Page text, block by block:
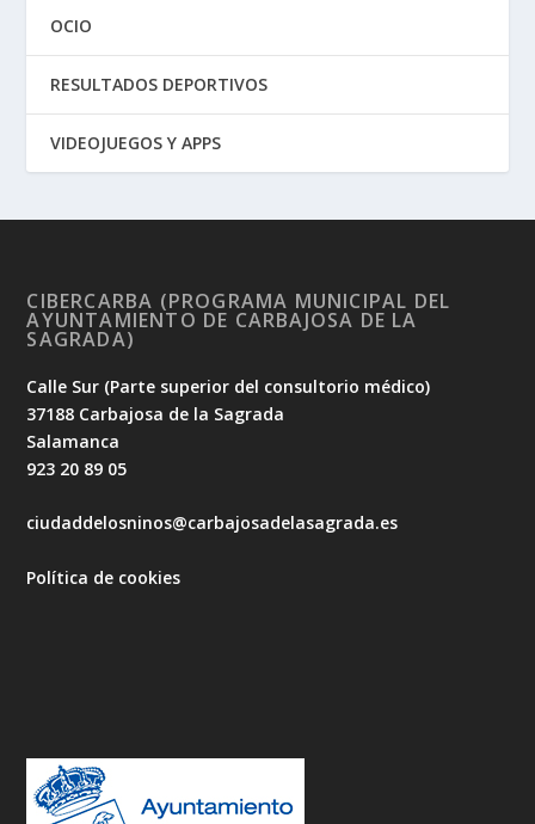
OCIO
RESULTADOS DEPORTIVOS
VIDEOJUEGOS Y APPS
CIBERCARBA (PROGRAMA MUNICIPAL DEL
AYUNTAMIENTO DE CARBAJOSA DE LA
SAGRADA)
Calle Sur (Parte superior del consultorio médico)
37188 Carbajosa de la Sagrada
Salamanca
923 20 89 05
ciudaddelosninos@carbajosadelasagrada.es
Política de cookies